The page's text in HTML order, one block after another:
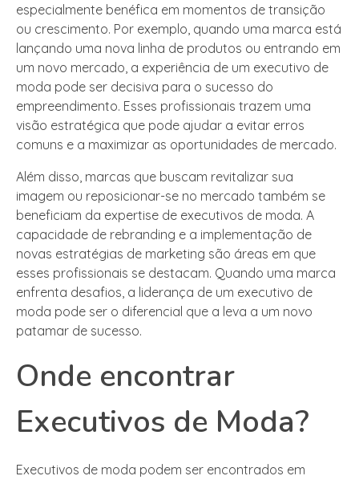
especialmente benéfica em momentos de transição
ou crescimento. Por exemplo, quando uma marca está
lançando uma nova linha de produtos ou entrando em
um novo mercado, a experiência de um executivo de
moda pode ser decisiva para o sucesso do
empreendimento. Esses profissionais trazem uma
visão estratégica que pode ajudar a evitar erros
comuns e a maximizar as oportunidades de mercado.
Além disso, marcas que buscam revitalizar sua
imagem ou reposicionar-se no mercado também se
beneficiam da expertise de executivos de moda. A
capacidade de rebranding e a implementação de
novas estratégias de marketing são áreas em que
esses profissionais se destacam. Quando uma marca
enfrenta desafios, a liderança de um executivo de
moda pode ser o diferencial que a leva a um novo
patamar de sucesso.
Onde encontrar
Executivos de Moda?
Executivos de moda podem ser encontrados em